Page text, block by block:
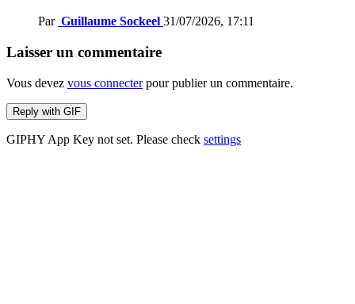
Par Guillaume Sockeel 31/07/2026, 17:11
Laisser un commentaire
Vous devez vous connecterpour publier un commentaire.
Reply with GIF
GIPHY App Key not set. Please check settings